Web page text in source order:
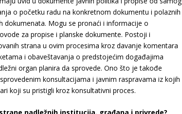
o početku radu na konkretnom dokumentu i polaznih
dokumenata. Mogu se pronaći i informacije o
za propise i planske dokumente. Postoji i
strana u ovim procesima kroz davanje komentara
i obaveštavanja o predstojećim događajima
organ planira da sprovede. Ono što je takođe
konsultacijama i javnim raspravama iz kojih
koji su pristigli kroz konsultativni proces.